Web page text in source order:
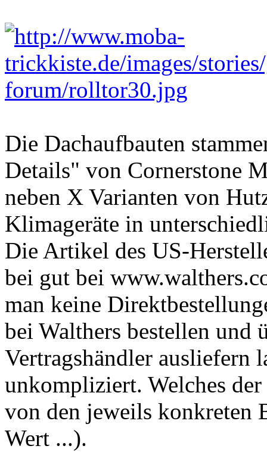
Die Dachaufbauten
Details" von Cornerstone
neben X Varianten von
Klimageräte in
Die Artikel des US-
bei gut bei
man keine
bei Walthers bestellen und
Vertragshändler ausliefern
unkompliziert. Welches
von den jeweils konkreten
Wert ...).